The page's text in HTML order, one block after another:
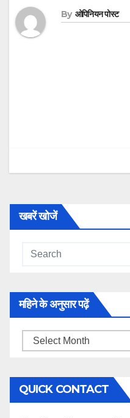
By ओपिनियन पोस्ट
खबरें खोजें
महिने के अनुसार पढ़ें
महिने
अनुसार
पढ़ें
QUICK CONTACT